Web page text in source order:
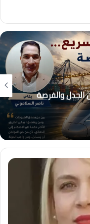
، هل أصبح
المناخية؟